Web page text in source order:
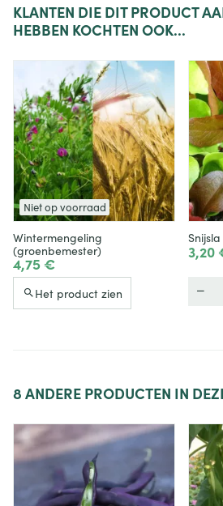
KLANTEN DIE DIT PRODUCT
HEBBEN KOCHTEN OOK...
Niet op voorraad
Wintermengeling
(groenbemester)
4,75 €
Het product zien
3,20
8 ANDERE PRODUCTEN IN